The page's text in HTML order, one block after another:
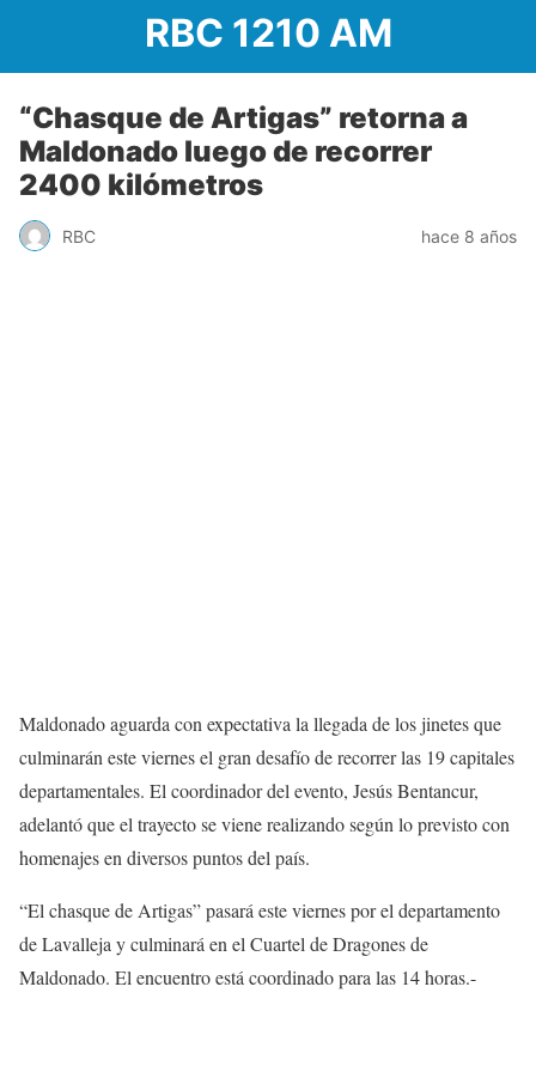
RBC 1210 AM
“Chasque de Artigas” retorna a
Maldonado luego de recorrer
2400 kilómetros
RBC hace 8 años
Maldonado aguarda con expectativa la llegada de los jinetes que
culminarán este viernes el gran desafío de recorrer las 19 capitales
departamentales. El coordinador del evento, Jesús Bentancur,
adelantó que el trayecto se viene realizando según lo previsto con
homenajes en diversos puntos del país.
“El chasque de Artigas” pasará este viernes por el departamento
de Lavalleja y culminará en el Cuartel de Dragones de
Maldonado. El encuentro está coordinado para las 14 horas.-